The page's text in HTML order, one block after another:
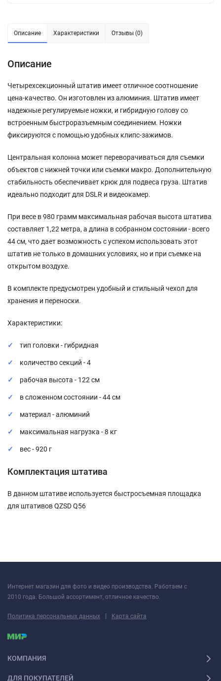
Описание Характеристики Отзывы (0)
Описание
Четырехсекционный штатив имеет отличное соотношение
цена-качество. Он изготовлен из алюминия. Штатив имеет
надежные регулируемые ножки, и гибридную голову со
встроенным быстроразъемным соединением. Ножки
фиксируются с помощью удобных клипс-зажимов.
Центральная колонна может переворачиваться для съемки
объектов с нижней точки или съемки макро. Дополнительную
стабильность обеспечивает крюк для подвеса груза. Штатив
идеально подходит для DSLR и видеокамер.
При весе в 980 грамм максимальная рабочая высота штатива
составляет 1,22 метра, а длина в собранном состоянии - всего
44 см, что дает возможность с успехом использовать этот
штатив не только в домашних условиях, но и при съемке на
открытом воздухе.
В комплекте предусмотрен удобный и стильный чехол для
хранения и переноски.
Характеристики:
тип головки - гибридная
количество секций - 4
рабочая высота - 122 см
в сложенном состоянии -44см
материал - алюминий
максимальная нагрузка - 8 кг
вес - 920 г
Комплектация штатива
В данном штативе используется быстросъемная площадка
для штативов QZSD Q56
Интернет магазин для фото и видео производства. Работаем с
2010 года. Большой ассортимент, отличное качество.
Политика персональных данных | Карта сайта
КОМПАНИЯ
ДЛЯ ПОКУПАТЕЛЕЙ